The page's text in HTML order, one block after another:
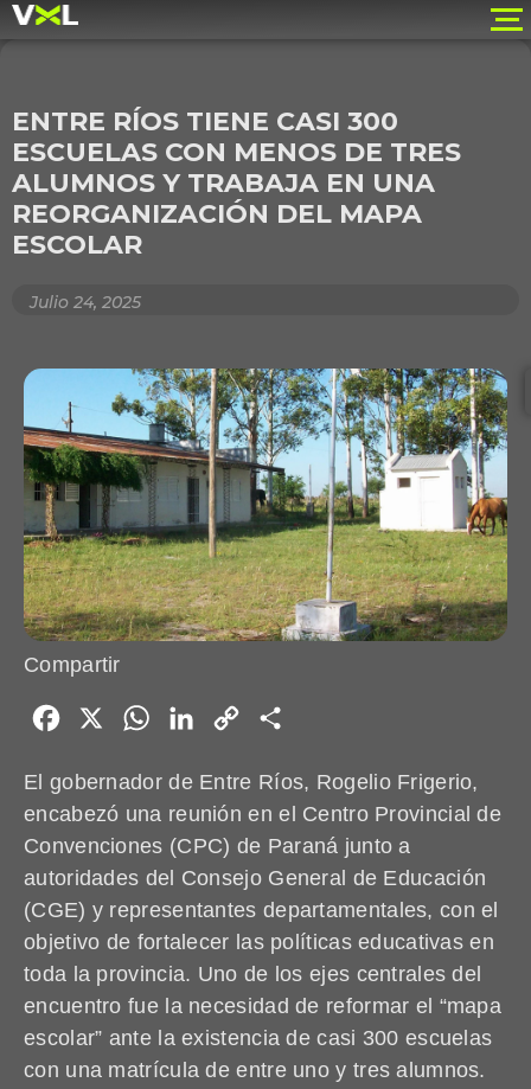
ENTRE RÍOS TIENE CASI 300
ESCUELAS CON MENOS DE TRES
ALUMNOS Y TRABAJA EN UNA
REORGANIZACIÓN DEL MAPA
ESCOLAR
Julio 24, 2025
Compartir
Facebook WhatsAppLinkedIn
Copy
El gobernador de Entre Ríos, Rogelio Frigerio,
encabezó una reunión en el Centro Provincial de
Convenciones (CPC) de Paraná junto a
autoridades del Consejo General de Educación
(CGE) y representantes departamentales, con el
objetivo de fortalecer las políticas educativas en
toda la provincia. Uno de los ejes centrales del
encuentro fue la necesidad de reformar el “mapa
escolar” ante la existencia de casi 300 escuelas
con una matrícula de entre uno y tres alumnos.